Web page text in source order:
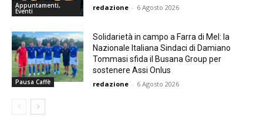
Appuntamenti,
Eventi redazione - 6 Agosto 2026
Pausa Caffè
Solidarietà in campo a Farra di Mel: la
Nazionale Italiana Sindaci di Damiano
Tommasi sfida il Busana Group per
sostenere Assi Onlus
redazione - 6 Agosto 2026